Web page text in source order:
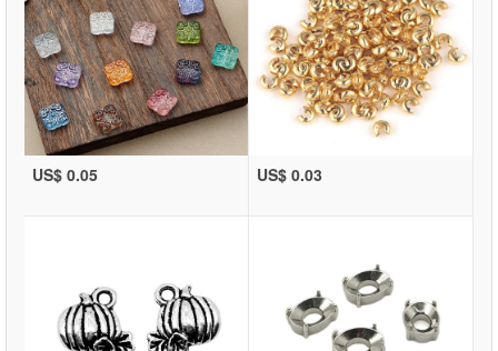
US$ 0.05 US$ 0.03